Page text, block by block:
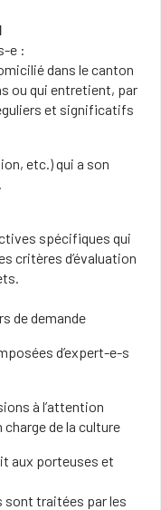
e :
dans le canton
ou qui entretient, par
et significatifs
etc.) qui a son
spécifiques qui
critères d’évaluation
de demande
d’expert-e-s
à l’attention
de la culture
aux porteuses et
sont traitées par les